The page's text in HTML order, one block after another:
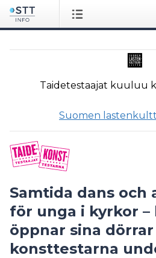
Taidetestaajat kuuluu
Suomen
Samtida dans och
för unga i kyrkor –
öppnar sina
konsttestarna